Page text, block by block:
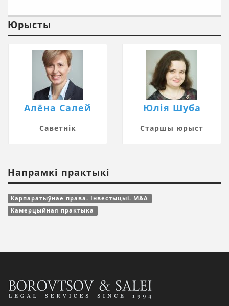
Юрысты
Алёна Салей
Саветнік
Юлія Шуба
Старшы юрыст
Напрамкі практыкі
Карпаратыўнае права. Інвестыцыі. M&A
Камерцыйная практыка